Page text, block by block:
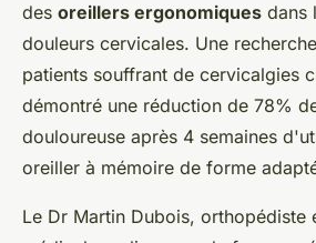
des oreillers ergonomiques dans
douleurs cervicales. Une
patients souffrant de cervicalgies
démontré une réduction de 78%
douloureuse après 4 semaines
oreiller à mémoire de forme
Le Dr Martin Dubois, orthopédiste